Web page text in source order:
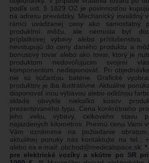
podľa ust. § 1829 OZ je povinnosťou
na adresu prevádzky. Mechanický invalidný
rámci uvádzanej ceny ako samostatný
produktmi môžu, ale nemusia byť
príplatkovej výbavy alebo príslušenstva.
nevstupujú do ceny daného produktu a
bonusový tovar alebo ako tovar, ktorý je
produktom nedovoľujúcim svojimi
komponentom nedisponovať. Pri
nie sú súčasťou batérie. Grafické
produktov je iba ilustratívne. Aktuálne
disponovať inou výbavou alebo odlišnou
sklade obvykle niekoľko kusov
prezentovaného typu. Cena konkrétneho
jeho veku, výbavy, celkového stavu
najazdených kilometrov. Presnú cenu Vami
Vám oznámime na požiadanie
aktuálnej ponuky nás kontaktujte na tel.:
alebo na e-mail: obchod@medicalspace.sk
pre elektrické vozíky a skútre po SR